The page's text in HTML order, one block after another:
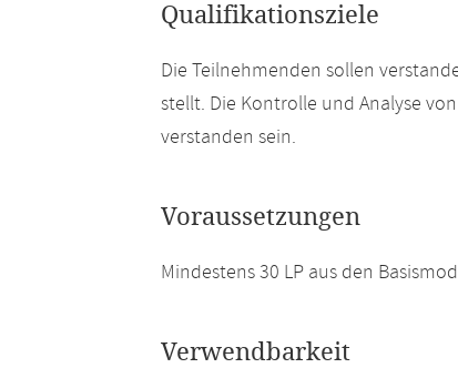
Qualifikationsziele
Die Teilnehmenden sollen
stellt. Die Kontrolle und Analyse
verstanden sein.
Voraussetzungen
Mindestens 30 LP aus den
Verwendbarkeit